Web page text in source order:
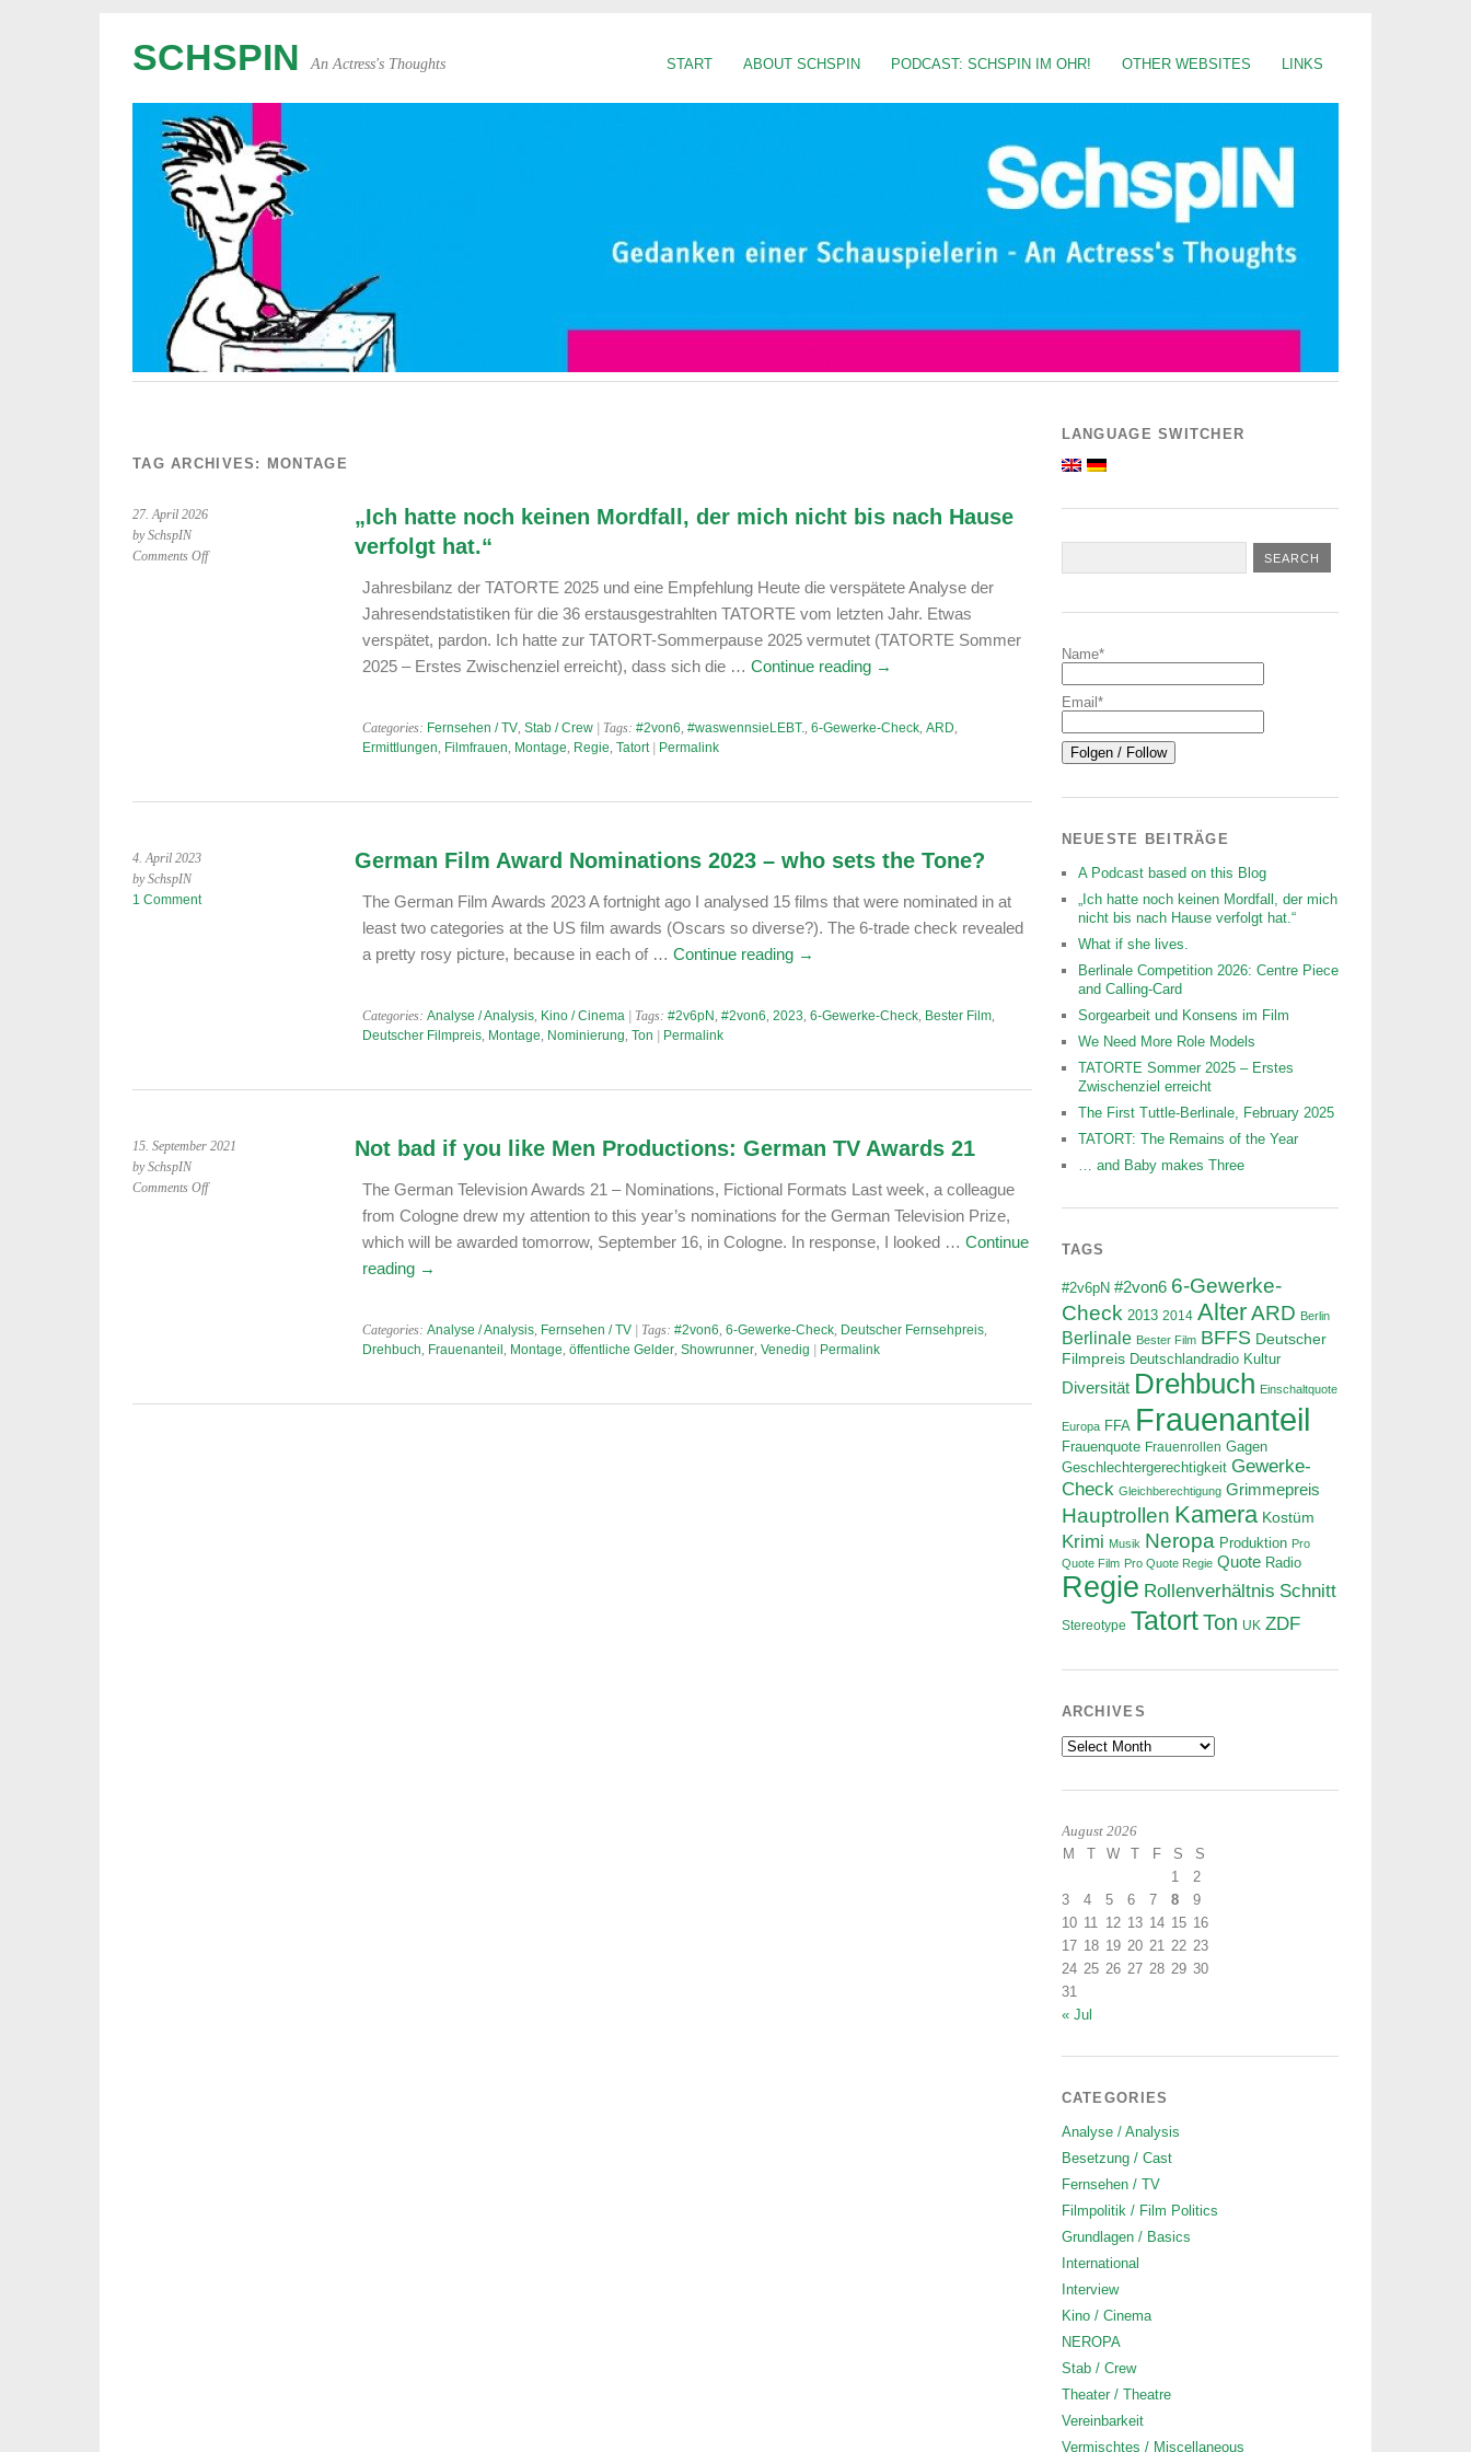
START ABOUT SCHSPIN PODCAST: SCHSPIN IM OHR! OTHER WEBSITES LINKS
SCHSPIN An Actress's Thoughts
TAG ARCHIVES: MONTAGE
27. April 2026
by SchspIN
Comments Offon
verfolgt
„Ich hatte noch keinen Mordfall, der mich nicht bis nach Hause
verfolgt hat.“
Jahresbilanz der TATORTE 2025 und eine Empfehlung Heute die verspätete Analyse der
Jahresendstatistiken für die 36 erstausgestrahlten TATORTE vom letzten Jahr. Etwas
verspätet, pardon. Ich hatte zur TATORT-Sommerpause 2025 vermutet (TATORTE Sommer
2025 – Erstes Zwischenziel erreicht), dass sich die … Continue reading →
Categories: Fernsehen / TV, Stab / Crew| Tags: #2von6, #waswennsieLEBT., 6-Gewerke-Check, ARD,
Ermittlungen, Filmfrauen, Montage, Regie, Tatort| Permalink
4. April 2023
by SchspIN
1 Comment
German Film Award Nominations 2023 – who sets the Tone?
The German Film Awards 2023 A fortnight ago I analysed 15 films that were nominated in at
least two categories at the US film awards (Oscars so diverse?). The 6-trade check revealed
a pretty rosy picture, because in each of … Continue reading →
Categories: Analyse / Analysis, Kino / Cinema| Tags: #2v6pN , #2von6, 2023, 6-Gewerke-Check, Bester Film,
Deutscher Filmpreis, Montage, Nominierung, Ton Permalink
15. September 2021
by SchspIN
Comments Offon
Not bad if you like Men Productions: German TV Awards 21
The German Television Awards 21 – Nominations, Fictional Formats Last week, a colleague
from Cologne drew my attention to this year’s nominations for the German Television Prize,
which will be awarded tomorrow, September 16, in Cologne. In response, I looked … Continue
reading →
Categories: Analyse / Analysis, Fernsehen / TV| Tags: #2von6, 6-Gewerke-Check, Deutscher Fernsehpreis,
Drehbuch, Frauenanteil , Montage, öffentliche Gelder, Showrunner, Venedig Permalink
LANGUAGE SWITCHER
Name*
Email*
NEUESTE BEITRÄGE
A Podcast based on this Blog
„Ich hatte noch keinen Mordfall, der mich
nicht bis nach Hause verfolgt hat.“
What if she lives.
Berlinale Competition 2026: Centre Piece
and Calling-Card
Sorgearbeit und Konsens im Film
We Need More Role Models
TATORTE Sommer 2025 – Erstes
Zwischenziel erreicht
The First Tuttle-Berlinale, February 2025
TATORT: The Remains of the Year
… and Baby makes Three
TAGS
#2v6pN #2von6 6-Gewerke-
Check 2013 2014 Alter ARD Berlin
Berlinale Bester Film BFFS Deutscher
Filmpreis Deutschlandradio Kultur
Diversität Drehbuch Einschaltquote
Europa FFA Frauenanteil
Frauenquote Frauenrollen Gagen
Geschlechtergerechtigkeit Gewerke-
Check Gleichberechtigung Grimmepreis
Hauptrollen Kamera Kostüm
Krimi Musik Neropa Produktion Pro
Quote Film Pro Quote Regie Quote Radio
Regie Rollenverhältnis Schnitt
Stereotype Tatort Ton UK ZDF
ARCHIVES
Archives
August 2026
M T W T F S
S
1
2
3
4 5 6 7 8
9
10 11 12 13 14 15 16
17 18 19 20 21 22 23
24 25 26 27 28 29 30
31
« Jul
CATEGORIES
Analyse / Analysis
Besetzung / Cast
Fernsehen / TV
Filmpolitik / Film Politics
Grundlagen / Basics
International
Interview
Kino / Cinema
NEROPA
Stab / Crew
Theater / Theatre
Vereinbarkeit
Vermischtes / Miscellaneous